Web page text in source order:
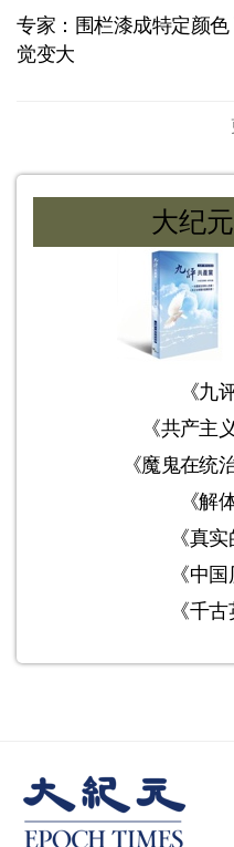
专家：围栏漆成特定颜
觉变大
大纪
《九
《共产主
《魔鬼在统
《解
《真
《中
《千